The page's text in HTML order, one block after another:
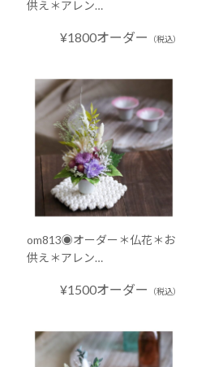
供え＊アレン…
¥1800オーダー （税込）
om813◉オーダー＊仏花＊お
供え＊アレン…
¥1500オーダー （税込）